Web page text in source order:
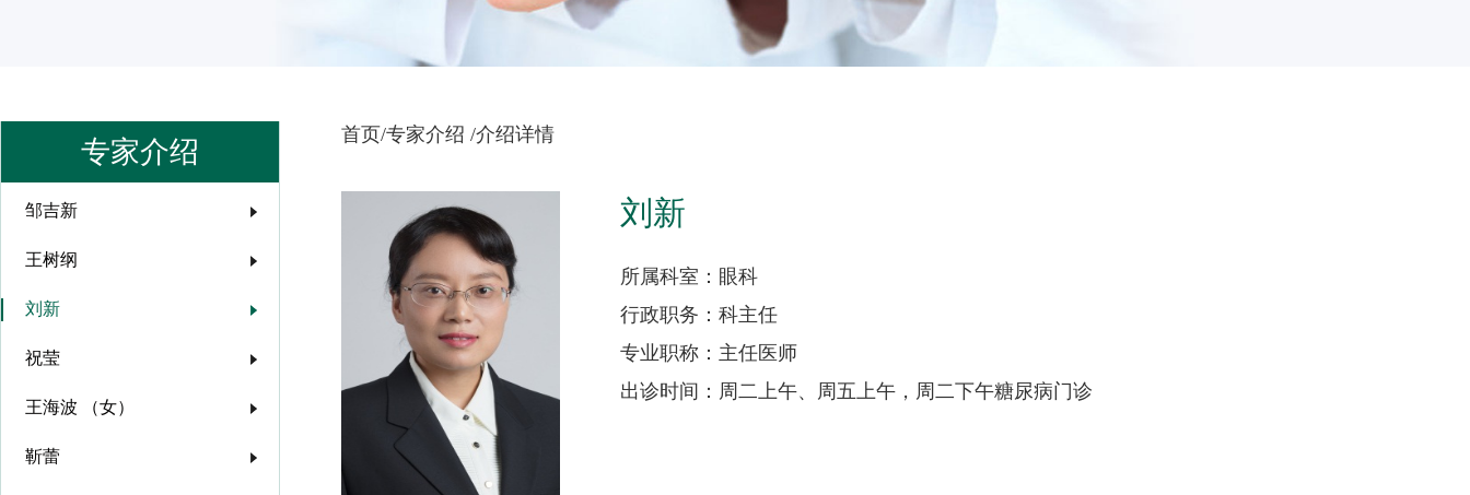
专家介绍
邹吉新
王树纲
刘新
祝莹
王海波 （女）
靳蕾
首页/专家介绍 /介绍详情
刘新
所属科室：眼科
行政职务：科主任
专业职称：主任医师
出诊时间：周二上午、周五上午，周二下午糖尿病门诊